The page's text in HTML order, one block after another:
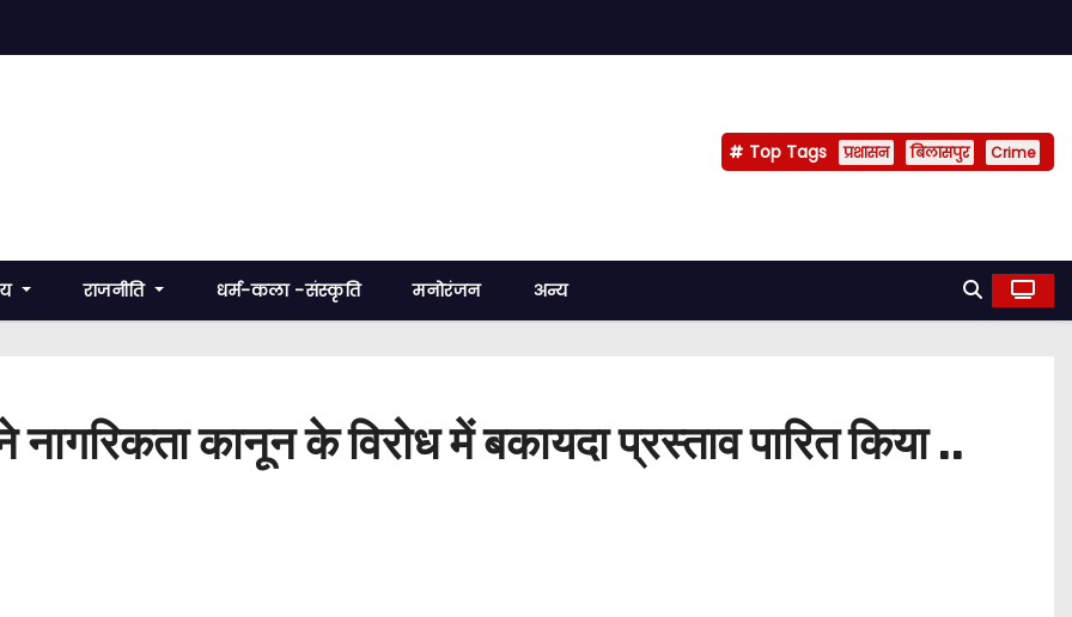
Top Tags प्रशासन बिलासपुर Crime
राजनीति धर्म-कला -संस्कृति मनोरंजन अन्य
कानून के विरोध में बकायदा प्रस्ताव पारित किया ..